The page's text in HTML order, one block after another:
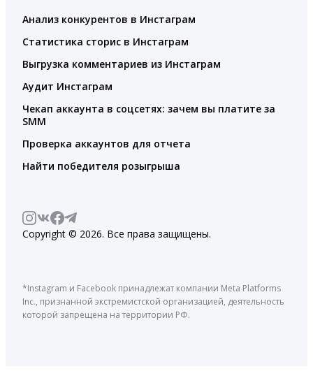
Анализ конкурентов в Инстаграм
Статистика сторис в Инстаграм
Выгрузка комментариев из Инстаграм
Аудит Инстаграм
Чекап аккаунта в соцсетях: зачем вы платите за
SMM
Проверка аккаунтов для отчета
Найти победителя розыгрыша
Copyright © 2026. Все права защищены.
*Instagram и Facebook принадлежат компании Meta Platforms
Inc., признанной экстремистской организацией, деятельность
которой запрещена на территории РФ.